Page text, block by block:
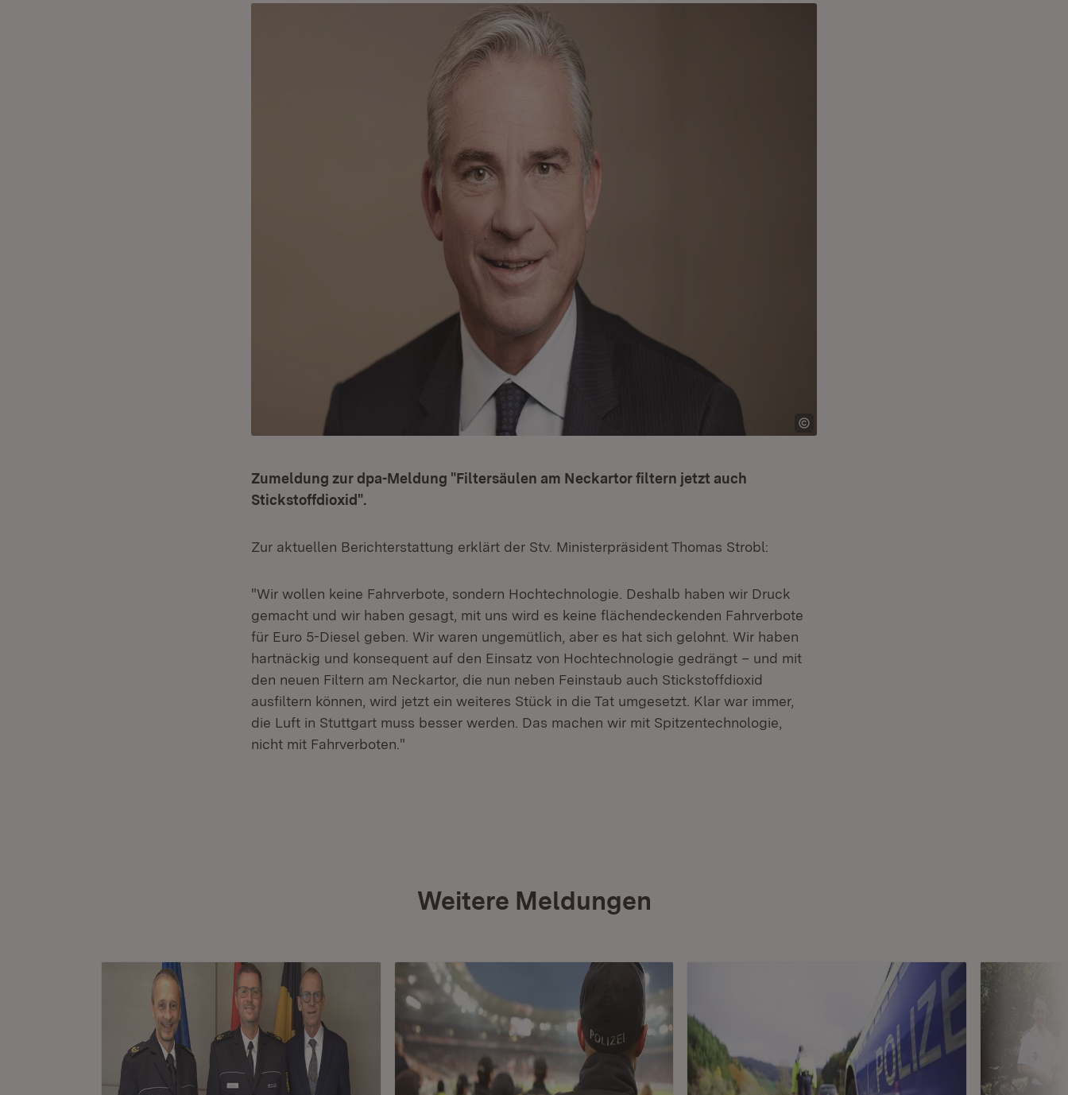
Zumeldung zur dpa-Meldung "Filtersäulen am Neckartor filtern jetzt auch
Stickstoffdioxid".
Zur aktuellen Berichterstattung erklärt der Stv. Ministerpräsident Thomas Strobl:
"Wir wollen keine Fahrverbote, sondern Hochtechnologie. Deshalb haben wir Druck
gemacht und wir haben gesagt, mit uns wird es keine flächendeckenden Fahrverbote
für Euro 5-Diesel geben. Wir waren ungemütlich, aber es hat sich gelohnt. Wir haben
hartnäckig und konsequent auf den Einsatz von Hochtechnologie gedrängt – und mit
den neuen Filtern am Neckartor, die nun neben Feinstaub auch Stickstoffdioxid
ausfiltern können, wird jetzt ein weiteres Stück in die Tat umgesetzt. Klar war immer,
die Luft in Stuttgart muss besser werden. Das machen wir mit Spitzentechnologie,
nicht mit Fahrverboten."
Weitere Meldungen